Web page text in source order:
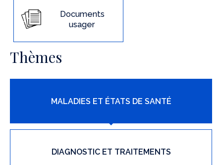
Documents
usager
Thèmes
MALADIES ET ÉTATS DE SANTÉ
DIAGNOSTIC ET TRAITEMENTS